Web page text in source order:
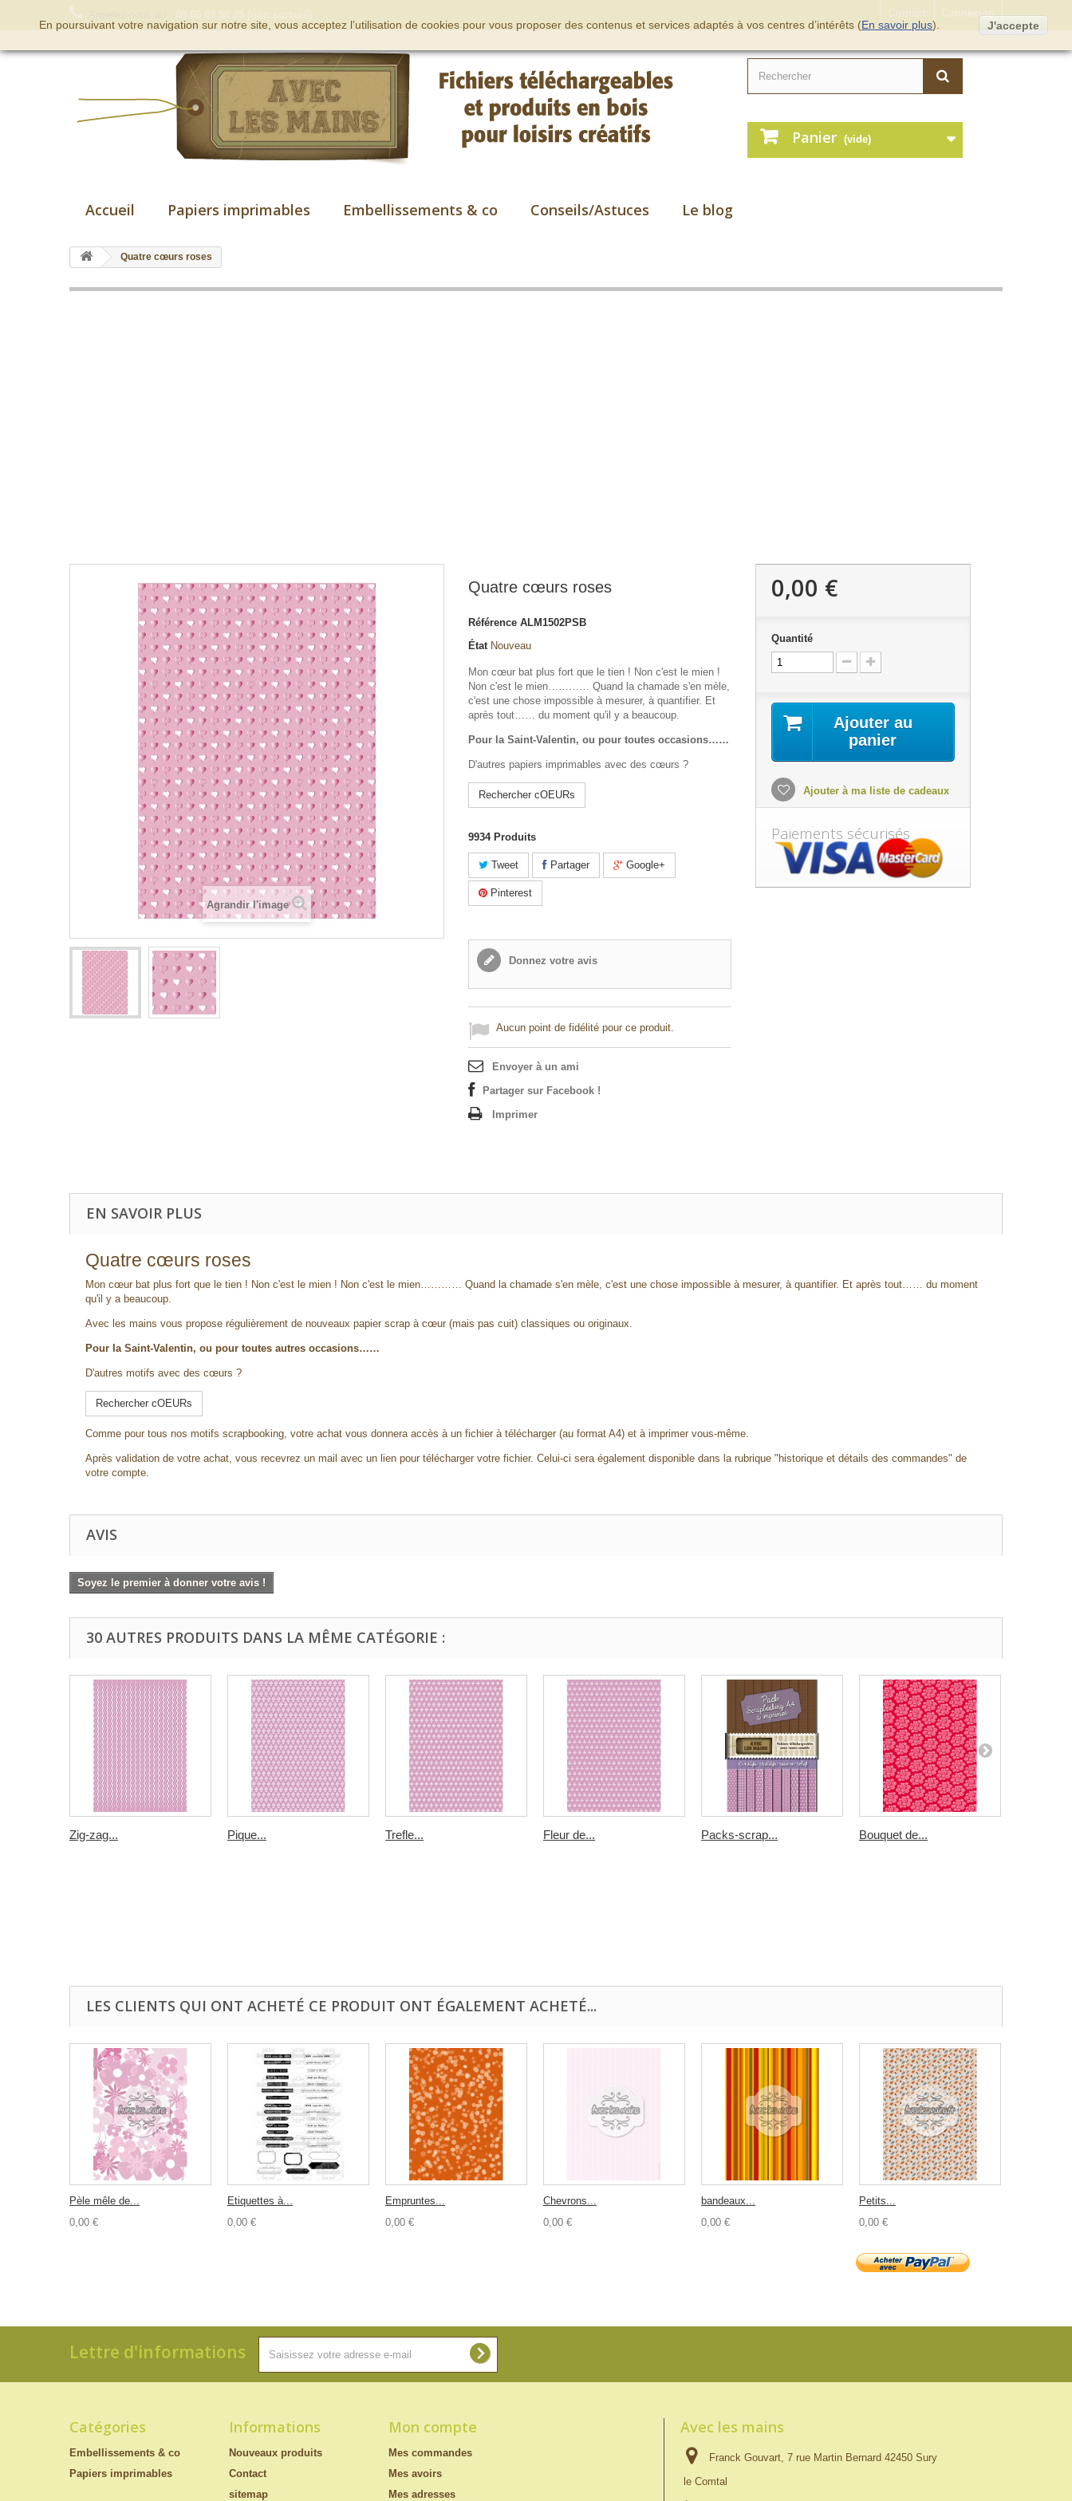
Connexion
Panier (vide)
Accueil Papiers imprimables Embellissements & co Conseils/Astuces Le blog
Quatre cœurs roses
Agrandir l'image
Quatre cœurs roses
Référence ALM1502PSB
État Nouveau
Mon cœur bat plus fort que le tien ! Non c'est le mien !
Non c'est le mien………… Quand la chamade s'en mèle,
c'est une chose impossible à mesurer, à quantifier. Et
après tout…… du moment qu'il y a beaucoup.
Pour la Saint-Valentin, ou pour toutes occasions……
D'autres papiers imprimables avec des cœurs ?
Rechercher cOEURs
9934 Produits
Tweet Partager Google+
Pinterest
Donnez votre avis
Aucun point de fidélité pour ce produit.
Envoyer à un ami
Partager sur Facebook !
Imprimer
0,00 €
Quantité
Ajouter au
panier
Ajouter à ma liste de cadeaux
Paiements sécurisés
EN SAVOIR PLUS
Quatre cœurs roses
Mon cœur bat plus fort que le tien ! Non c'est le mien ! Non c'est le mien………… Quand la chamade s'en mèle, c'est une chose impossible à mesurer, à quantifier. Et après tout…… du moment
qu'il y a beaucoup.
Avec les mains vous propose régulièrement de nouveaux papier scrap à cœur (mais pas cuit) classiques ou originaux.
Pour la Saint-Valentin, ou pour toutes autres occasions……
D'autres motifs avec des cœurs ?
Rechercher cOEURs
Comme pour tous nos motifs scrapbooking, votre achat vous donnera accès à un fichier à télécharger (au format A4) et à imprimer vous-même.
Après validation de votre achat, vous recevrez un mail avec un lien pour télécharger votre fichier. Celui-ci sera également disponible dans la rubrique "historique et détails des commandes" de
votre compte.
AVIS
Soyez le premier à donner votre avis !
30 AUTRES PRODUITS DANS LA MÊME CATÉGORIE :
Zig-zag... Pique... Trefle... Fleur de... Packs-scrap... Bouquet de...
LES CLIENTS QUI ONT ACHETÉ CE PRODUIT ONT ÉGALEMENT ACHETÉ...
Pèle mêle de...
0,00 €
Etiquettes à...
0,00 €
Empruntes...
0,00 €
Chevrons...
0,00 €
bandeaux...
0,00 €
Petits...
0,00 €
Lettre d'informations
Catégories
Embellissements & co
Papiers imprimables
Informations
Nouveaux produits
Contact
sitemap
Mon compte
Mes commandes
Mes avoirs
Mes adresses
Avec les mains
Franck Gouvart, 7 rue Martin Bernard 42450 Sury
le Comtal
En poursuivant votre navigation sur notre site, vous acceptez l’utilisation de cookies pour vous proposer des contenus et services adaptés à vos centres d’intérêts (En savoir plus). J'accepte